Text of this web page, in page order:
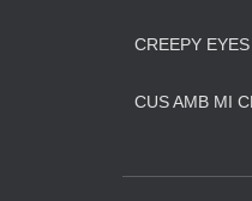
CREEPY
CUS AMB MI